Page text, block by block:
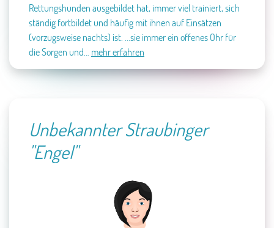
Rettungshunden ausgebildet hat, immer viel trainiert, sich
ständig fortbildet und häufig mit ihnen auf Einsätzen
(vorzugsweise nachts) ist....sie immer ein offenes Ohr für
die Sorgen und… mehr erfahren
Unbekannter Straubinger
"Engel"